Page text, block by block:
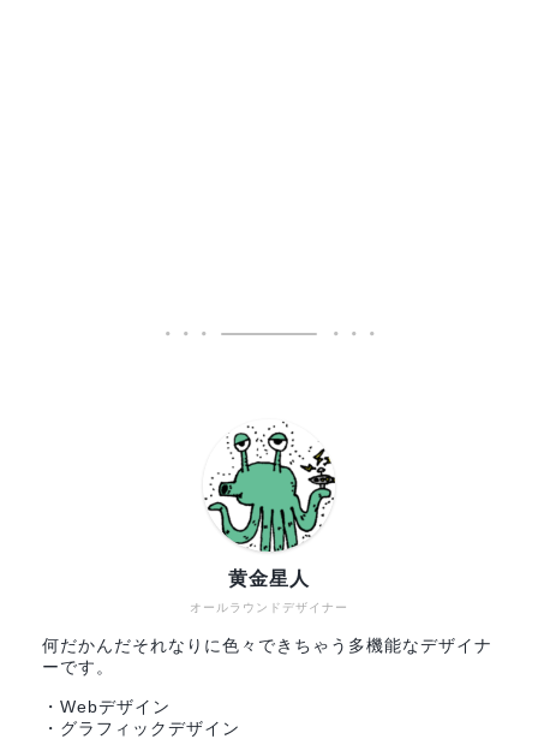
オールラウンドデザイナー
黄金星人
何だかんだそれなりに色々できちゃう多機能なデザイナ
ーです。
・Webデザイン
・グラフィックデザイン